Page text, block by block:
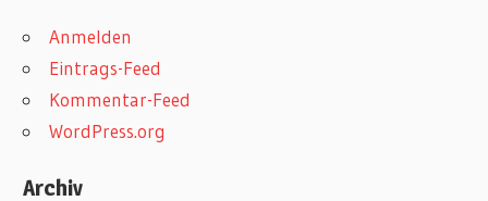
Anmelden
Eintrags-Feed
Kommentar-Feed
WordPress.org
Archiv